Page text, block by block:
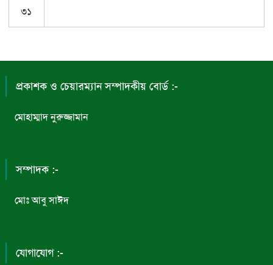
৩১
প্রকাশক ও চেয়ারম্যান সম্পাদকীয় বোর্ড :-
মোহাম্মাদ নুরুজ্জামান
সম্পাদক :-
মোঃ আবু সাঈদ
যোগাযোগ :-